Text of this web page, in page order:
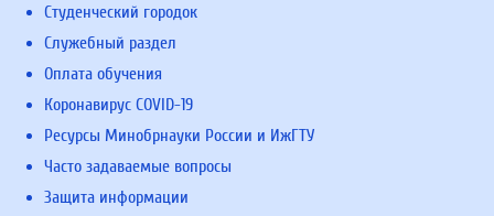
Студенческий городок
Служебный раздел
Оплата обучения
Коронавирус COVID-19
Ресурсы Минобрнауки России и ИжГТУ
Часто задаваемые вопросы
Защита информации